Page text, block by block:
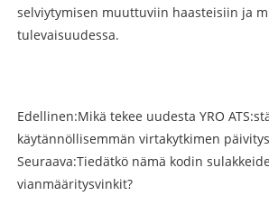
selviytymisen muuttuviin haasteisiin ja
tulevaisuudessa.
Edellinen:Mikä tekee uudesta YRO
käytännöllisemmän virtakytkimen
Seuraava:Tiedätkö nämä kodin
vianmääritysvinkit?